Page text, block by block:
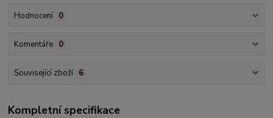
Hodnocení 0
Komentáře 0
Související zboží 6
Kompletní specifikace